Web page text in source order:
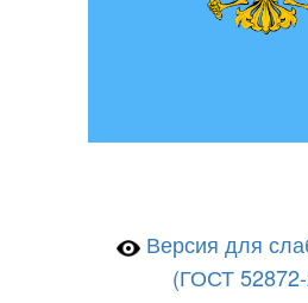
Версия для
(ГОСТ